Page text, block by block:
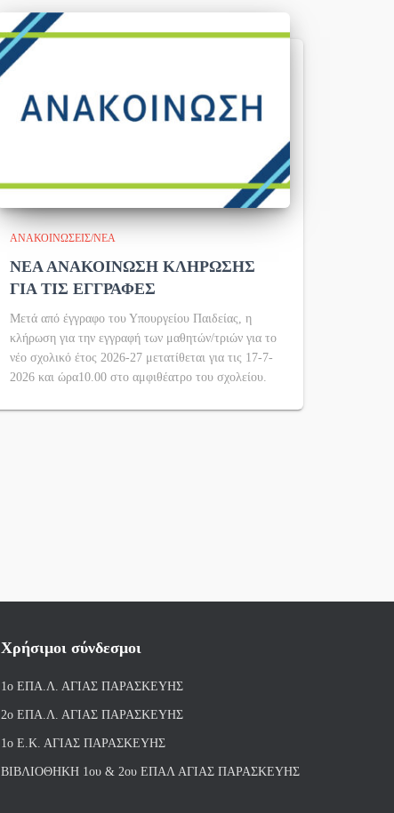
ΑΝΑΚΟΙΝΏΣΕΙΣ/ΝΈΑ
ΝΕΑ ΑΝΑΚΟΙΝΩΣΗ ΚΛΗΡΩΣΗΣ
ΓΙΑ ΤΙΣ ΕΓΓΡΑΦΕΣ
Μετά από έγγραφο του Υπουργείου Παιδείας, η
κλήρωση για την εγγραφή των μαθητών/τριών για το
νέο σχολικό έτος 2026-27 μετατίθεται για τις 17-7-
2026 και ώρα10.00 στο αμφιθέατρο του σχολείου.
Χρήσιμοι σύνδεσμοι
1ο ΕΠΑ.Λ. ΑΓΙΑΣ ΠΑΡΑΣΚΕΥΗΣ
2ο ΕΠΑ.Λ. ΑΓΙΑΣ ΠΑΡΑΣΚΕΥΗΣ
1ο Ε.Κ. ΑΓΙΑΣ ΠΑΡΑΣΚΕΥΗΣ
ΒΙΒΛΙΟΘΗΚΗ 1ου & 2ου ΕΠΑΛ ΑΓΙΑΣ ΠΑΡΑΣΚΕΥΗΣ